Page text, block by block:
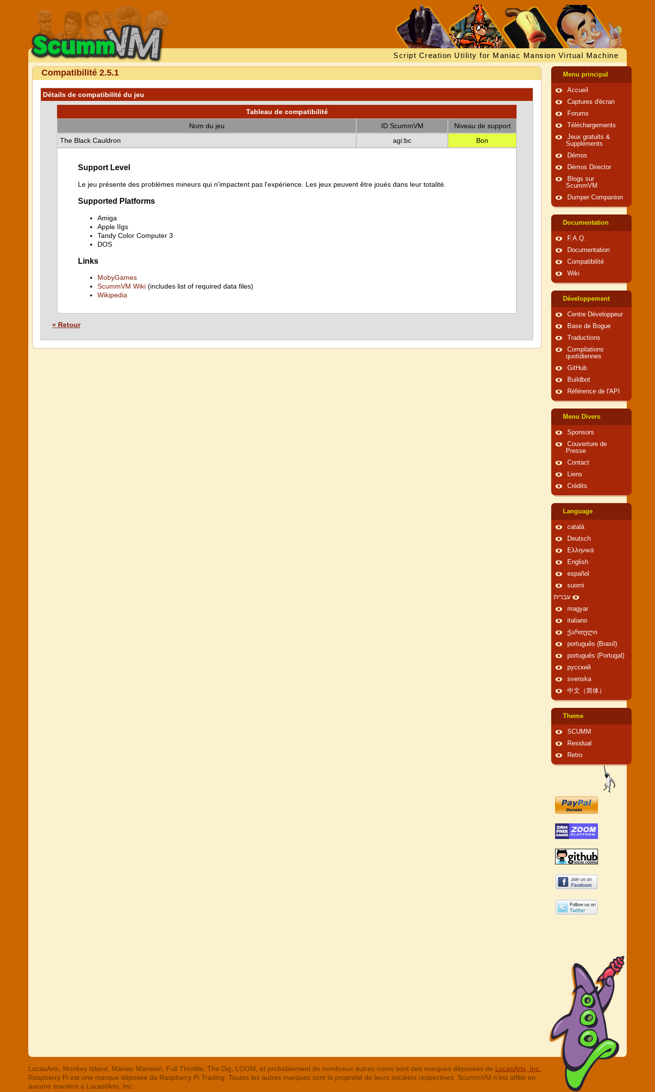
Script Creation Utility for Maniac Mansion Virtual Machine
Compatibilité 2.5.1
Détails de compatibilité du jeu
Tableau de compatibilité
Nom du jeu
ID ScummVM
Niveau de support
The Black Cauldron
agi:bc Bon
Support Level
Le jeu présente des problèmes mineurs qui n'impactent pas l'expérience. Les jeux peuvent être joués dans leur totalité.
Supported Platforms
Amiga
Apple IIgs
Tandy Color Computer 3
DOS
Links
MobyGames
ScummVM Wiki (includes list of required data files)
Wikipedia
« Retour
Menu principal
Accueil
Captures d'écran
Forums
Téléchargements
Jeux gratuits &
Suppléments
Démos
Démos Director
Blogs sur
ScummVM
Dumper Companion
Documentation
F.A.Q.
Documentation
Compatibilité
Wiki
Développement
Centre Développeur
Base de Bogue
Traductions
Compilations
quotidiennes
GitHub
Buildbot
Référence de l'API
Menu Divers
Sponsors
Couverture de
Presse
Contact
Liens
Crédits
Language
català
Deutsch
Ελληνικά
English
español
suomi
עברית
magyar
italiano
ქართული
português (Brasil)
português (Portugal)
русский
svenska
中文（简体）
Theme
SCUMM
Residual
Retro
LucasArts, Monkey Island, Maniac Mansion, Full Throttle, The Dig, LOOM, et probablement de nombreux autres noms sont des marques déposées de LucasArts, Inc.
Raspberry Pi est une marque déposée de Raspberry Pi Trading. Toutes les autres marques sont la propriété de leurs sociétés respectives. ScummVM n'est affilié en
aucune manière à LucastArts, Inc.